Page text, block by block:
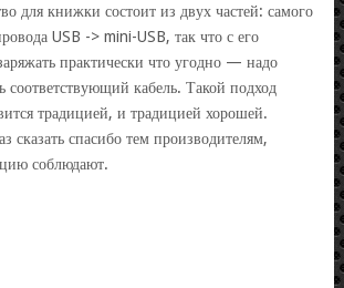
для книжки состоит из двух частей: самого
USB -> mini-USB, так что с его
практически что угодно — надо
соответствующий кабель. Такой подход
традицией, и традицией хорошей.
спасибо тем производителям,
соблюдают.